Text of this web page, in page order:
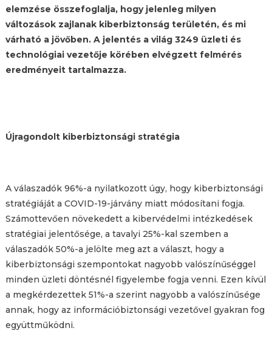
elemzése összefoglalja, hogy jelenleg milyen
változások zajlanak kiberbiztonság területén, és mi
várható a jövőben. A jelentés a világ 3249 üzleti és
technológiai vezetője körében elvégzett felmérés
eredményeit tartalmazza.
Újragondolt kiberbiztonsági stratégia
A válaszadók 96%-a nyilatkozott úgy, hogy kiberbiztonsági
stratégiáját a COVID-19-járvány miatt módosítani fogja.
Számottevően növekedett a kibervédelmi intézkedések
stratégiai jelentősége, a tavalyi 25%-kal szemben a
válaszadók 50%-a jelölte meg azt a választ, hogy a
kiberbiztonsági szempontokat nagyobb valószínűséggel
minden üzleti döntésnél figyelembe fogja venni. Ezen kívül
a megkérdezettek 51%-a szerint nagyobb a valószínűsége
annak, hogy az információbiztonsági vezetővel gyakran fog
együttműködni.